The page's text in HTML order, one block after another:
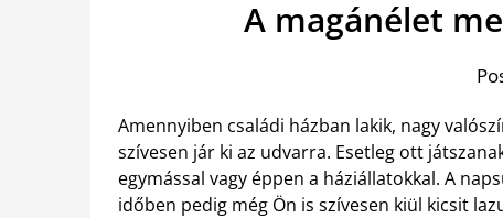
A magánélet
Amennyiben családi házban lakik, nagy
szívesen jár ki az udvarra. Esetleg ott
egymással vagy éppen a háziállatokkal. A
időben pedig még Ön is szívesen kiül kicsit